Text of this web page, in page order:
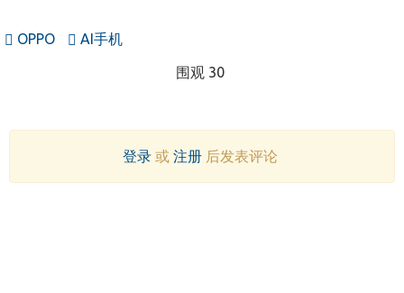
OPPO AI手机
围观 30
登录或 注册后发表评论